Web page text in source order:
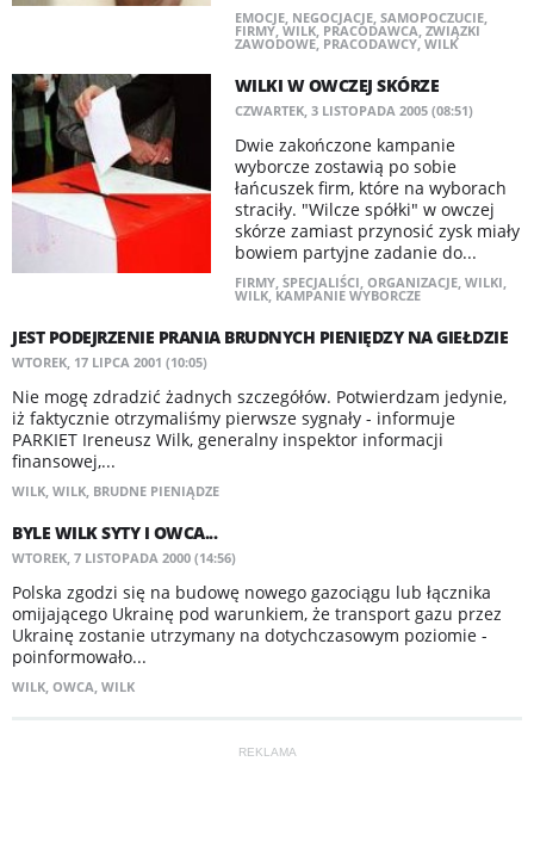
EMOCJE, NEGOCJACJE, SAMOPOCZUCIE,
FIRMY, WILK, PRACODAWCA, ZWIĄZKI
ZAWODOWE, PRACODAWCY, WILK
WILKI W OWCZEJ SKÓRZE
CZWARTEK, 3 LISTOPADA 2005 (08:51)
Dwie zakończone kampanie
wyborcze zostawią po sobie
łańcuszek firm, które na wyborach
straciły. "Wilcze spółki" w owczej
skórze zamiast przynosić zysk miały
bowiem partyjne zadanie do...
FIRMY, SPECJALIŚCI, ORGANIZACJE, WILKI,
WILK, KAMPANIE WYBORCZE
JEST PODEJRZENIE PRANIA BRUDNYCH PIENIĘDZY NA GIEŁDZIE
WTOREK, 17 LIPCA 2001 (10:05)
Nie mogę zdradzić żadnych szczegółów. Potwierdzam jedynie,
iż faktycznie otrzymaliśmy pierwsze sygnały - informuje
PARKIET Ireneusz Wilk, generalny inspektor informacji
finansowej,...
WILK, WILK, BRUDNE PIENIĄDZE
BYLE WILK SYTY I OWCA...
WTOREK, 7 LISTOPADA 2000 (14:56)
Polska zgodzi się na budowę nowego gazociągu lub łącznika
omijającego Ukrainę pod warunkiem, że transport gazu przez
Ukrainę zostanie utrzymany na dotychczasowym poziomie -
poinformowało...
WILK, OWCA, WILK
REKLAMA